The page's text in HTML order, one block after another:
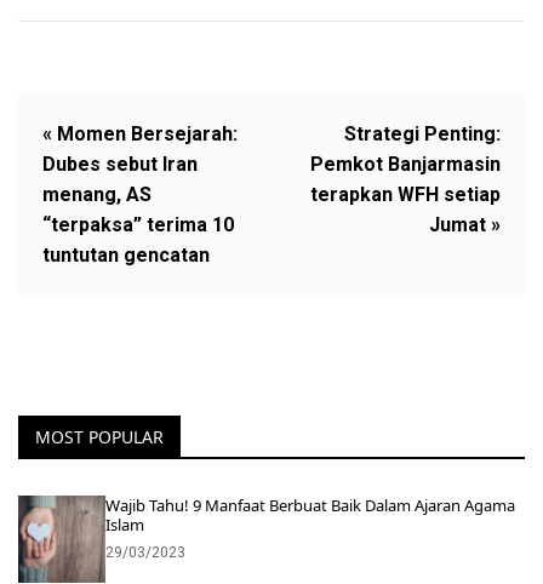
« Momen Bersejarah:
Dubes sebut Iran
menang, AS
“terpaksa” terima 10
tuntutan gencatan
Strategi Penting:
Pemkot Banjarmasin
terapkan WFH setiap
Jumat »
MOST POPULAR
Wajib Tahu! 9 Manfaat Berbuat Baik Dalam Ajaran Agama
Islam
29/03/2023